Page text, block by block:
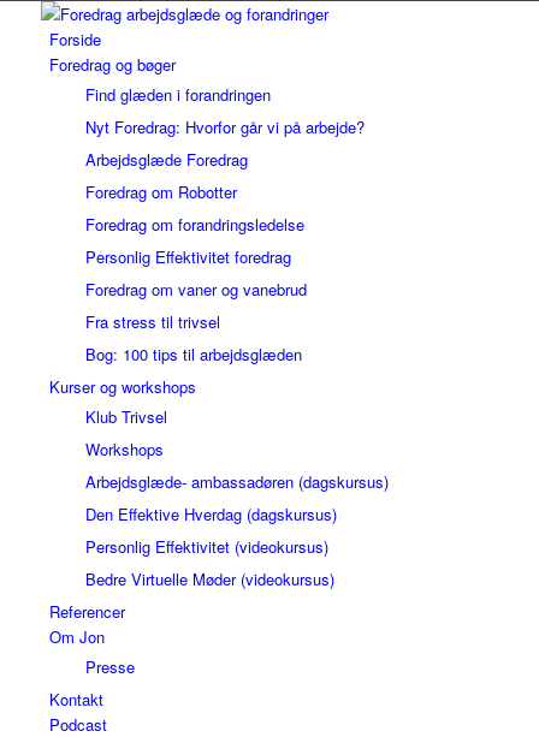
Forside
Foredrag og bøger
Find glæden i forandringen
Nyt Foredrag: Hvorfor går vi på arbejde?
Arbejdsglæde Foredrag
Foredrag om Robotter
Foredrag om forandringsledelse
Personlig Effektivitet foredrag
Foredrag om vaner og vanebrud
Fra stress til trivsel
Bog: 100 tips til arbejdsglæden
Kurser og workshops
Klub Trivsel
Workshops
Arbejdsglæde- ambassadøren (dagskursus)
Den Effektive Hverdag (dagskursus)
Personlig Effektivitet (videokursus)
Bedre Virtuelle Møder (videokursus)
Referencer
Om Jon
Presse
Kontakt
Podcast